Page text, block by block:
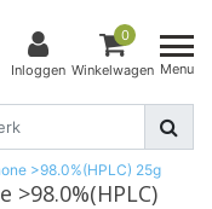
Inloggen
0
Winkelwagen Menu
>98.0%(HPLC) 25g